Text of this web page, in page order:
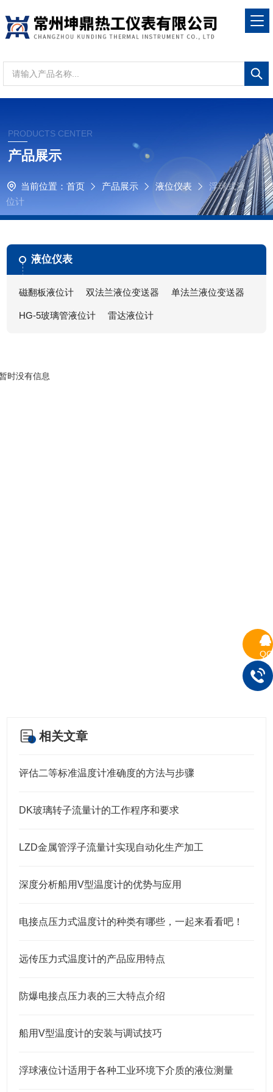
PRODUCTS CENTER
产品展示
当前位置： 首页 产品展示 液位仪表
浮球式液
位计
液位仪表
磁翻板液位计 双法兰液位变送器 单法兰液位变送器
HG-5玻璃管液位计 雷达液位计
时没有信息
相关文章
评估二等标准温度计准确度的方法与步骤
DK玻璃转子流量计的工作程序和要求
LZD金属管浮子流量计实现自动化生产加工
深度分析船用V型温度计的优势与应用
电接点压力式温度计的种类有哪些，一起来看看吧！
远传压力式温度计的产品应用特点
防爆电接点压力表的三大特点介绍
船用V型温度计的安装与调试技巧
浮球液位计适用于各种工业环境下介质的液位测量
QQ